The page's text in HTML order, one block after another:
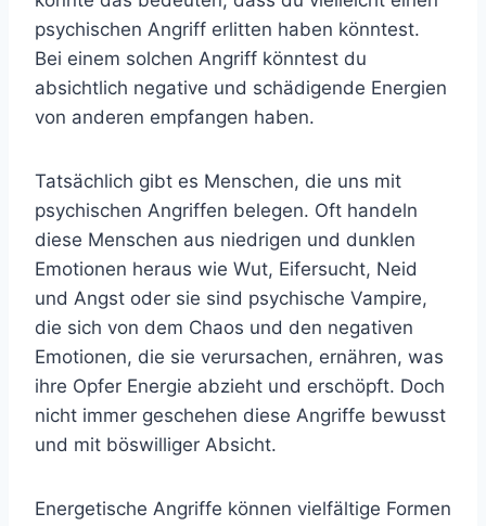
psychischen Angriff erlitten haben könntest.
Bei einem solchen Angriff könntest du
absichtlich negative und schädigende Energien
von anderen empfangen haben.
Tatsächlich gibt es Menschen, die uns mit
psychischen Angriffen belegen. Oft handeln
diese Menschen aus niedrigen und dunklen
Emotionen heraus wie Wut, Eifersucht, Neid
und Angst oder sie sind psychische Vampire,
die sich von dem Chaos und den negativen
Emotionen, die sie verursachen, ernähren, was
ihre Opfer Energie abzieht und erschöpft. Doch
nicht immer geschehen diese Angriffe bewusst
und mit böswilliger Absicht.
Energetische Angriffe können vielfältige Formen